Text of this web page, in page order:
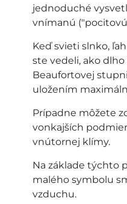
jednoduché
vnímanú
Keď svieti slnko,
ste vedeli, ako
Beaufortovej
uložením
Prípadne môžete
vonkajších
vnútornej klímy.
Na základe týchto
malého symbolu
vzduchu.